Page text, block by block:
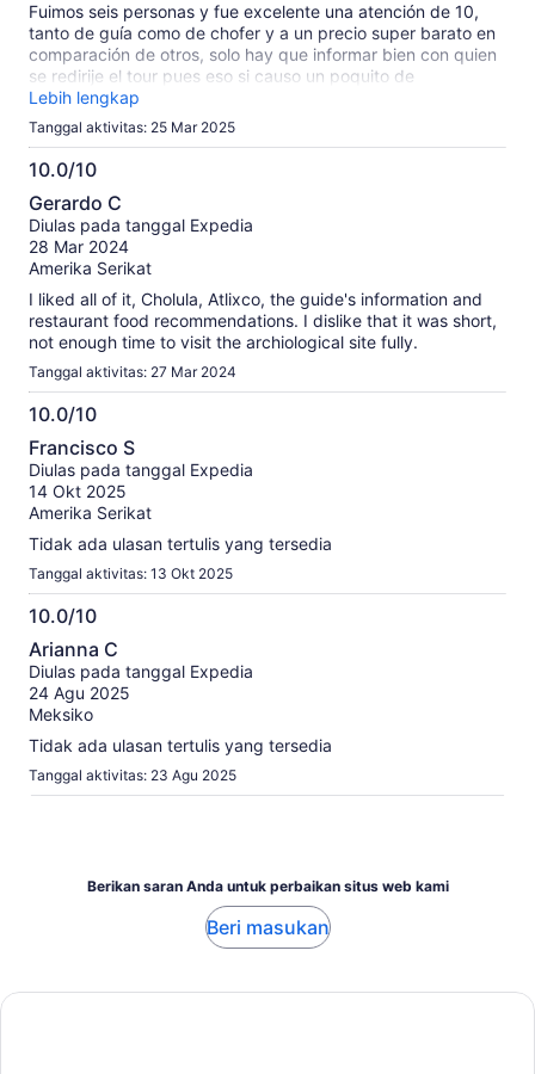
Fuimos seis personas y fue excelente una atención de 10,
tanto de guía como de chofer y a un precio super barato en
comparación de otros, solo hay que informar bien con quien
se redirije el tour pues eso si causo un poquito de
malentendido
Lebih lengkap
Tanggal aktivitas: 25 Mar 2025
10.0/10
10.0
dari
10
Gerardo C
Diulas pada tanggal Expedia
28 Mar 2024
Amerika Serikat
I liked all of it, Cholula, Atlixco, the guide's information and
restaurant food recommendations. I dislike that it was short,
not enough time to visit the archiological site fully.
Tanggal aktivitas: 27 Mar 2024
10.0/10
10.0
dari
10
Francisco S
Diulas pada tanggal Expedia
14 Okt 2025
Amerika Serikat
Tidak ada ulasan tertulis yang tersedia
Tanggal aktivitas: 13 Okt 2025
10.0/10
10.0
dari
10
Arianna C
Diulas pada tanggal Expedia
24 Agu 2025
Meksiko
Tidak ada ulasan tertulis yang tersedia
Tanggal aktivitas: 23 Agu 2025
Berikan saran Anda untuk perbaikan situs web kami
Beri masukan